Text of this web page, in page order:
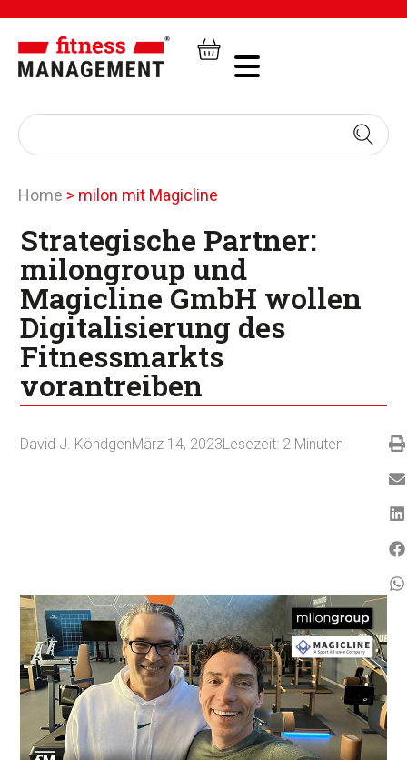
Home > milon mit Magicline
Strategische Partner:
milongroup und
Magicline GmbH wollen
Digitalisierung des
Fitnessmarkts
vorantreiben
David J. KöndgenMärz 14, 2023Lesezeit: 2 Minuten